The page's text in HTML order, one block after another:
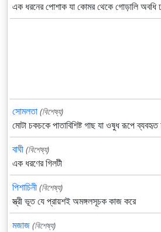
এক ধরনের পোশাক যা কোমর থেকে গোড়ালি অবধি
সোমলতা (বিশেষ্য)
মোটা চকচকে পাতাবিশিষ্ট গাছ যা ওষুধ রূপে
বাঘী (বিশেষ্য)
এক ধরণের গিলটী
পিশাচিনী (বিশেষ্য)
স্ত্রী ভূত যে প্রায়শই অমঙ্গলসূচক কাজ করে
মজাজ (বিশেষ্য)